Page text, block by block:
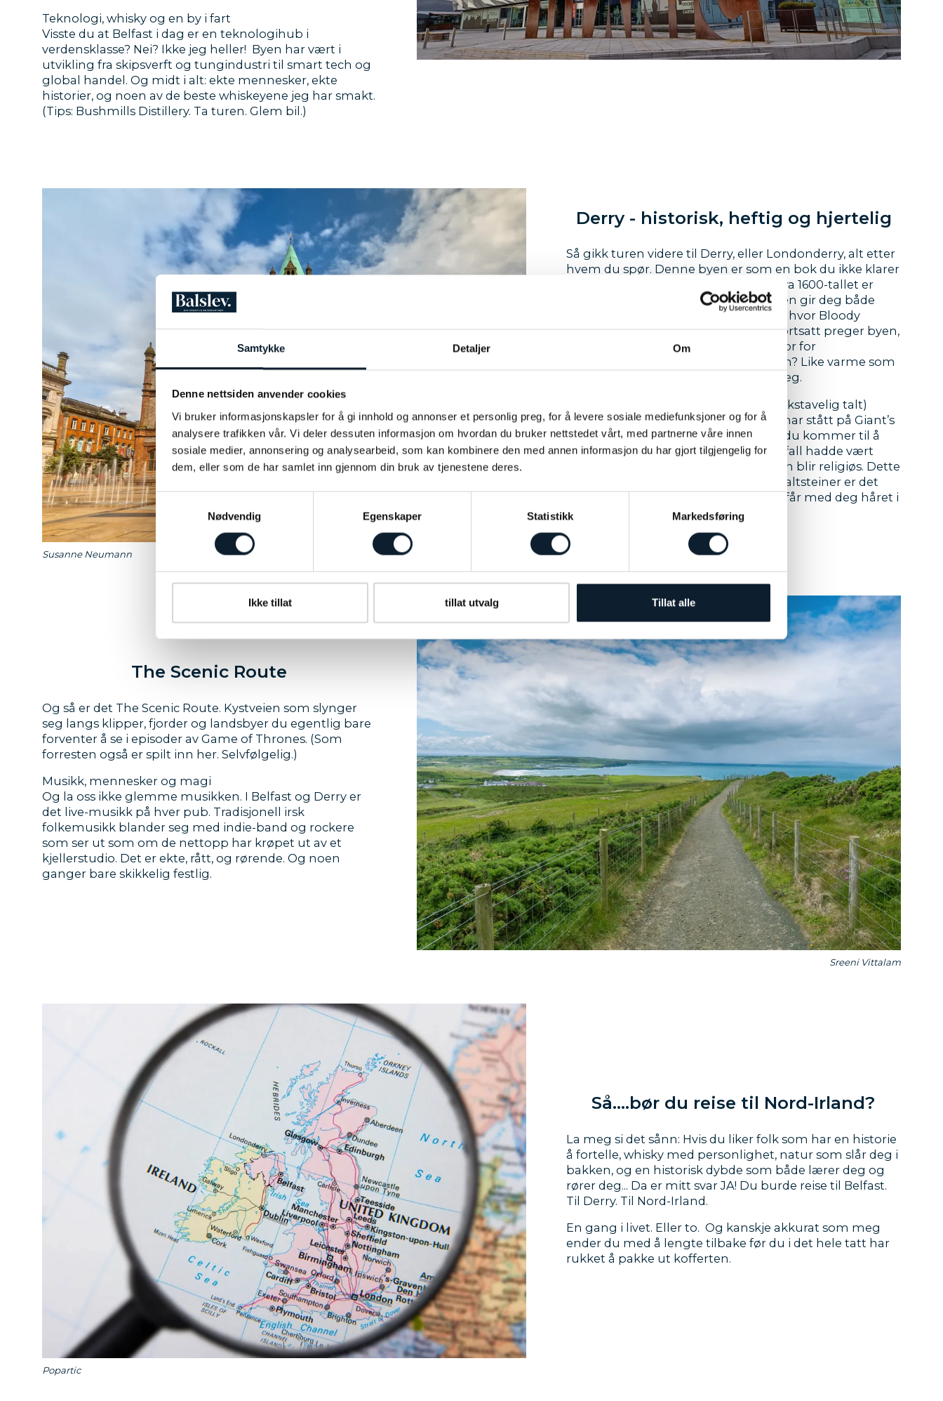
Samtykke Detaljer Om
Denne nettsiden anvender cookies
Vi bruker informasjonskapsler for å gi innhold og annonser et personlig preg, for å levere sosiale mediefunksjoner og for å
analysere trafikken vår. Vi deler dessuten informasjon om hvordan du bruker nettstedet vårt, med partnerne våre innen
sosiale medier, annonsering og analysearbeid, som kan kombinere den med annen informasjon du har gjort tilgjengelig for
dem, eller som de har samlet inn gjennom din bruk av tjenestene deres.
Samtykkevalg
Nødvendig
Egenskaper Statistikk Markedsføring
Ikke tillat tillat utvalg Tillat alle
Teknologi, whisky og en by i fart
Visste du at Belfast i dag er en teknologihub i
verdensklasse? Nei? Ikke jeg heller! Byen har vært i
utvikling fra skipsverft og tungindustri til smart tech og
global handel. Og midt i alt: ekte mennesker, ekte
historier, og noen av de beste whiskeyene jeg har smakt.
(Tips: Bushmills Distillery. Ta turen. Glem bil.)
Susanne Neumann
Derry - historisk, heftig og hjertelig
Så gikk turen videre til Derry, eller Londonderry, alt etter
hvem du spør. Denne byen er som en bok du ikke klarer
å legge fra deg. Gamlebyens murer fra 1600-tallet er
fortsatt intakte, og en gåtur på toppen gir deg både
utsikt og innsikt. Derry er også stedet hvor Bloody
Sunday fant sted, en hendelse som fortsatt preger byen,
men som også har vært en katalysator for
fredsprosessen. Og lokalbefolkningen? Like varme som
teen de alltid insisterer på å servere deg.
Natur som blåser sokkene av deg (bokstavelig talt)
Du har ikke vært i Nord-Irland før du har stått på Giant’s
Causeway i stiv kuling og lurt på om du kommer til å
blåse rett ut på havet, og om det i så fall hadde vært
greit, for det er så vakkert at du nesten blir religiøs. Dette
naturfenomenet av sekskantede basaltsteiner er det
perfekte Instagram-motivet (hvis du får med deg håret i
vinden).
Sreeni Vittalam
The Scenic Route
Og så er det The Scenic Route. Kystveien som slynger
seg langs klipper, fjorder og landsbyer du egentlig bare
forventer å se i episoder av Game of Thrones. (Som
forresten også er spilt inn her. Selvfølgelig.)
Musikk, mennesker og magi
Og la oss ikke glemme musikken. I Belfast og Derry er
det live-musikk på hver pub. Tradisjonell irsk
folkemusikk blander seg med indie-band og rockere
som ser ut som om de nettopp har krøpet ut av et
kjellerstudio. Det er ekte, rått, og rørende. Og noen
ganger bare skikkelig festlig.
Popartic
Så....bør du reise til Nord-Irland?
La meg si det sånn: Hvis du liker folk som har en historie
å fortelle, whisky med personlighet, natur som slår deg i
bakken, og en historisk dybde som både lærer deg og
rører deg... Da er mitt svar JA! Du burde reise til Belfast.
Til Derry. Til Nord-Irland.
En gang i livet. Eller to. Og kanskje akkurat som meg
ender du med å lengte tilbake før du i det hele tatt har
rukket å pakke ut kofferten.